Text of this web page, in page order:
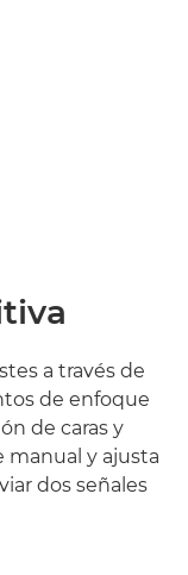
a través de
de enfoque
de caras y
manual y ajusta
dos señales